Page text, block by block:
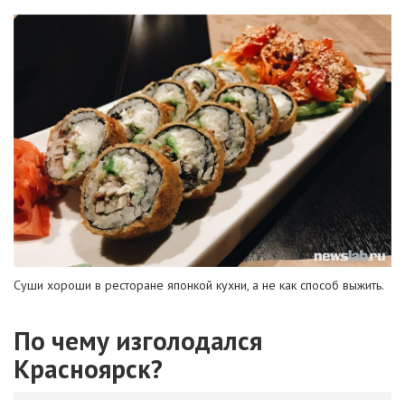
Суши хороши в ресторане японкой кухни, а не как способ выжить.
По чему изголодался
Красноярск?